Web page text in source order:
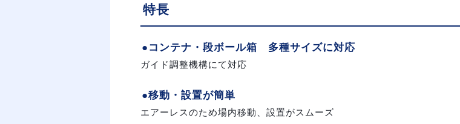
特長
●コンテナ・段ボール箱 多種サイズに対応
ガイド調整機構にて対応
●移動・設置が簡単
エアーレスのため場内移動、設置がスムーズ